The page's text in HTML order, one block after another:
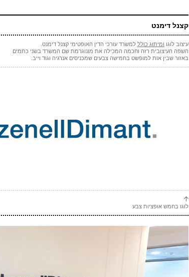
קצנל דימנט
עיצוב לוגו ומיתוג כולל למשרד עורכי הדין האופטימי קצנל דימנט.
השפה העיצובית רזה וחכמה המכילה את מונוגרמת שם המשרד בשני כתמים
באזור שבין אות למופשט בחמישה צבעים שמכניסים אנרגיה וגוד וייב.
לוגו בחמש אופציות צבע